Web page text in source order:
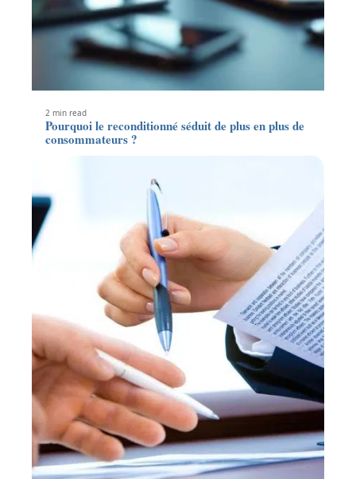
2 min read
Pourquoi le reconditionné séduit de plus en plus de
consommateurs ?